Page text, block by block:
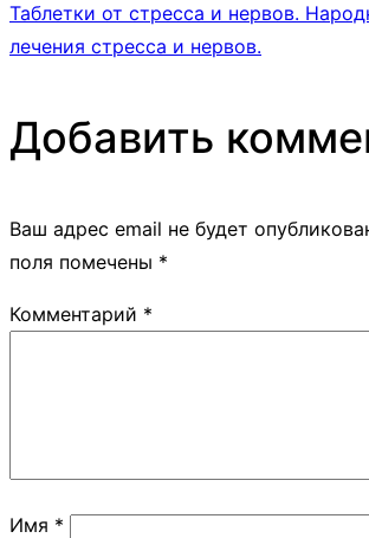
Таблетки от стресса и нервов.
лечения стресса и нервов.
Добавить
Ваш адрес email не будет
поля помечены *
Комментарий *
Имя *